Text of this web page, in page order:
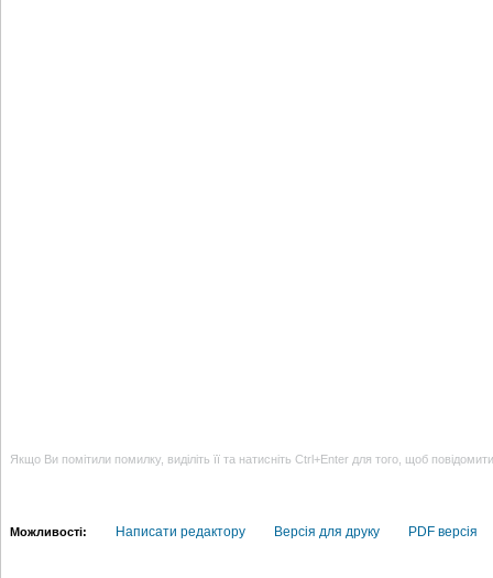
Якщо Ви помітили помилку, виділіть її та натисніть Ctrl+Enter для того, щоб
Можливості: Написати редактору Версія для друку PDF версія